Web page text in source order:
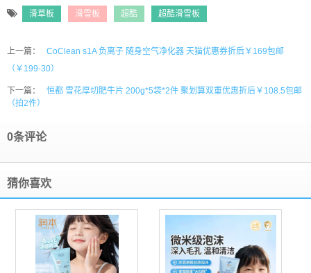
滑草板 滑雪板 超酷 超酷滑雪板
上一篇：
CoClean s1A 负离子 随身空气净化器 天猫优惠券折后￥169包邮
（￥199-30）
下一篇：
恒都 雪花厚切肥牛片 200g*5袋*2件 聚划算双重优惠折后￥108.5包邮
（拍2件）
0条评论
猜你喜欢